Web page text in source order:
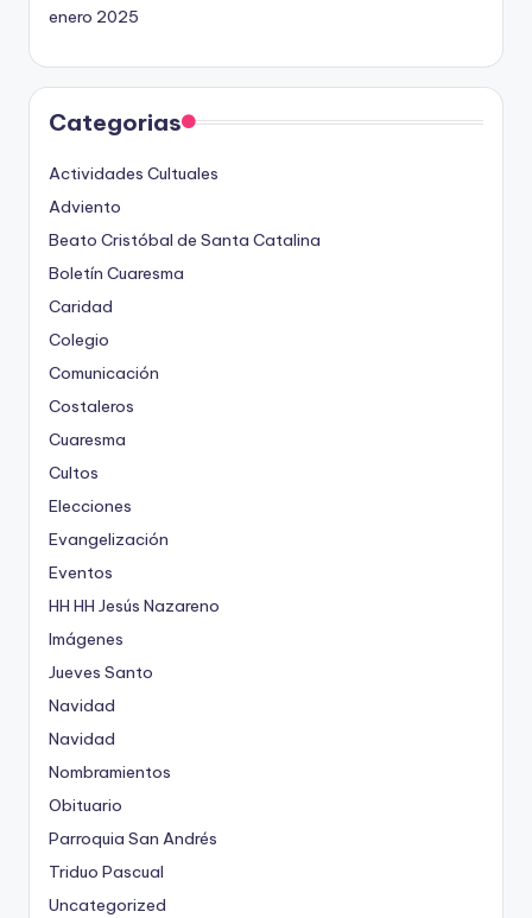
enero 2025
Categorias
Actividades Cultuales
Adviento
Beato Cristóbal de Santa Catalina
Boletín Cuaresma
Caridad
Colegio
Comunicación
Costaleros
Cuaresma
Cultos
Elecciones
Evangelización
Eventos
HH HH Jesús Nazareno
Imágenes
Jueves Santo
Navidad
Navidad
Nombramientos
Obituario
Parroquia San Andrés
Triduo Pascual
Uncategorized